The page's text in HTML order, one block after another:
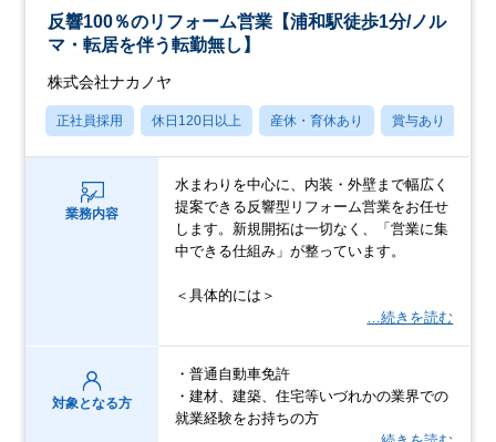
反響100％のリフォーム営業【浦和駅徒歩1分/ノル
マ・転居を伴う転勤無し】
株式会社ナカノヤ
正社員採用 休日120日以上 産休・育休あり 賞与あり
業務内容
水まわりを中心に、内装・外壁まで幅広く
提案できる反響型リフォーム営業をお任せ
します。新規開拓は一切なく、「営業に集
中できる仕組み」が整っています。
＜具体的には＞
…続きを読む
対象となる方
・普通自動車免許
・建材、建築、住宅等いづれかの業界での
就業経験をお持ちの方